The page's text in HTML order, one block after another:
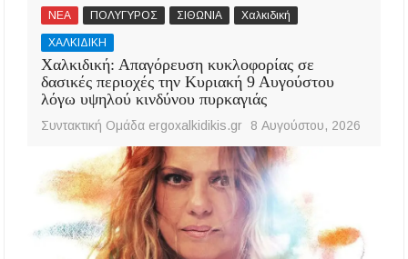
ΝΕΑ ΠΟΛΥΓΥΡΟΣ ΣΙΘΩΝΙΑ Χαλκιδική
ΧΑΛΚΙΔΙΚΗ
Χαλκιδική: Απαγόρευση κυκλοφορίας σε
δασικές περιοχές την Κυριακή 9 Αυγούστου
λόγω υψηλού κινδύνου πυρκαγιάς
Συντακτική Ομάδα ergoxalkidikis.gr 8 Αυγούστου, 2026